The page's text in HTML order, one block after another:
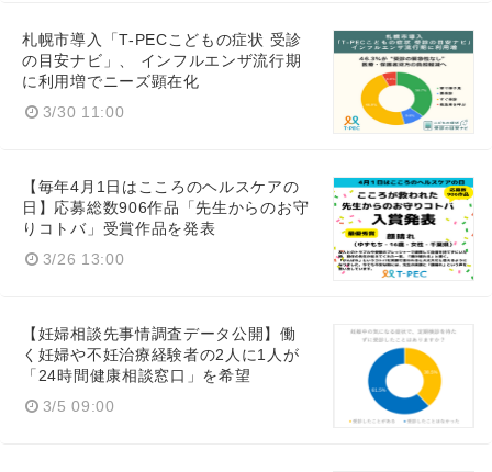
札幌市導入「T-PECこどもの症状 受診
の目安ナビ」、 インフルエンザ流行期
に利用増でニーズ顕在化
3/30 11:00
【毎年4月1日はこころのヘルスケアの
日】応募総数906作品「先生からのお守
りコトバ」受賞作品を発表
3/26 13:00
【妊婦相談先事情調査データ公開】働
く妊婦や不妊治療経験者の2人に1人が
「24時間健康相談窓口」を希望
3/5 09:00